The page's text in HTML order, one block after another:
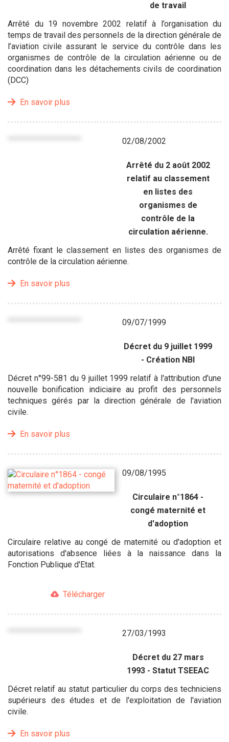
de travail
Arrêté du 19 novembre 2002 relatif à l’organisation du
temps de travail des personnels de la direction générale de
l’aviation civile assurant le service du contrôle dans les
organismes de contrôle de la circulation aérienne ou de
coordination dans les détachements civils de coordination
(DCC)
En savoir plus
02/08/2002
Arrêté du 2 août 2002
relatif au classement
en listes des
organismes de
contrôle de la
circulation aérienne.
Arrêté fixant le classement en listes des organismes de
contrôle de la circulation aérienne.
En savoir plus
09/07/1999
Décret du 9 juillet 1999
- Création NBI
Décret n°99-581 du 9 juillet 1999 relatif à l'attribution d'une
nouvelle bonification indiciaire au profit des personnels
techniques gérés par la direction générale de l'aviation
civile.
En savoir plus
09/08/1995
Circulaire n°1864 -
congé maternité et
d'adoption
Circulaire relative au congé de maternité ou d'adoption et
autorisations d'absence liées à la naissance dans la
Fonction Publique d'Etat.
Télécharger
27/03/1993
Décret du 27 mars
1993 - Statut TSEEAC
Décret relatif au statut particulier du corps des techniciens
supérieurs des études et de l'exploitation de l'aviation
civile.
En savoir plus